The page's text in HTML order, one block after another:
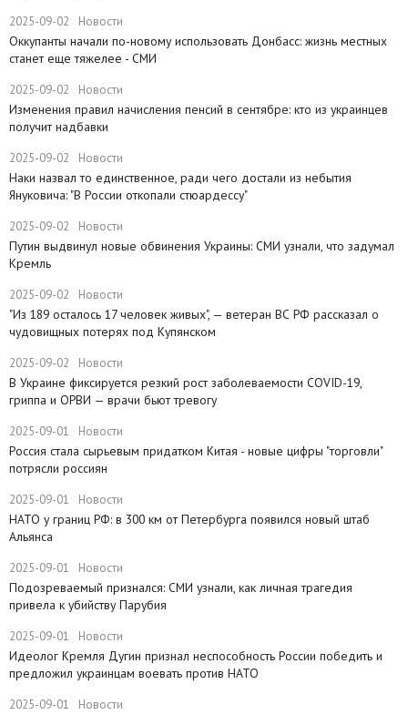
2025-09-02 Новости
Оккупанты начали по-новому использовать Донбасс: жизнь местных
станет еще тяжелее - СМИ
2025-09-02 Новости
Изменения правил начисления пенсий в сентябре: кто из украинцев
получит надбавки
2025-09-02 Новости
Наки назвал то единственное, ради чего достали из небытия
Януковича: "В России откопали стюардессу"
2025-09-02 Новости
Путин выдвинул новые обвинения Украины: СМИ узнали, что задумал
Кремль
2025-09-02 Новости
​"Из 189 осталось 17 человек живых", — ветеран ВС РФ рассказал о
чудовищных потерях под Купянском
2025-09-02 Новости
В Украине фиксируется резкий рост заболеваемости COVID-19,
гриппа и ОРВИ — врачи бьют тревогу
2025-09-01 Новости
Россия стала сырьевым придатком Китая - новые цифры "торговли"
потрясли россиян
2025-09-01 Новости
​НАТО у границ РФ: в 300 км от Петербурга появился новый штаб
Альянса
2025-09-01 Новости
Подозреваемый признался: СМИ узнали, как личная трагедия
привела к убийству Парубия
2025-09-01 Новости
Идеолог Кремля Дугин признал неспособность России победить и
предложил украинцам воевать против НАТО
2025-09-01 Новости